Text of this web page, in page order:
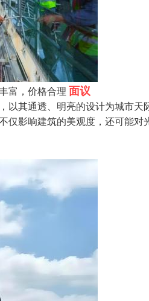
富，价格合理 面议
以其通透、明亮的设计为城市
仅影响建筑的美观度，还可能